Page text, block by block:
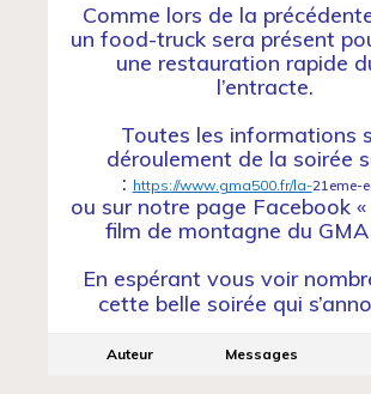
Comme lors de la
un food-truck sera présent
une restauration rapide
l’entracte.
Toutes les informations
déroulement de la soirée
: https://www.gma500.fr/la-21eme-
ou sur notre page Facebook
film de montagne du
En espérant vous voir
cette belle soirée qui
Auteur Messages